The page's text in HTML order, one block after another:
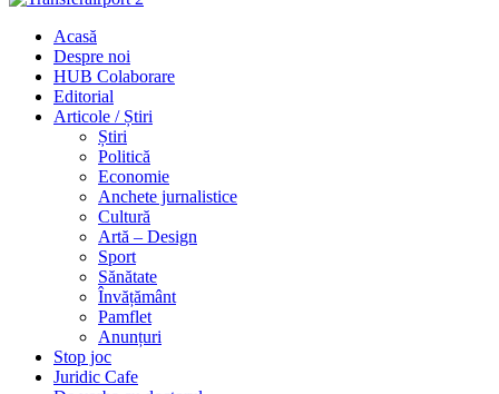
Acasă
Despre noi
HUB Colaborare
Editorial
Articole / Știri
Știri
Politică
Economie
Anchete jurnalistice
Cultură
Artă – Design
Sport
Sănătate
Învățământ
Pamflet
Anunțuri
Stop joc
Juridic Cafe